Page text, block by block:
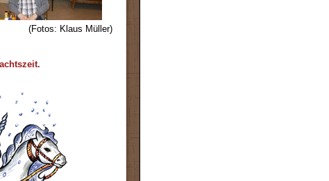
(Fotos: Klaus Müller)